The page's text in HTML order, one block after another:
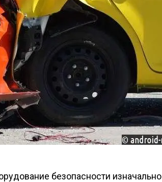
безопасности изначально